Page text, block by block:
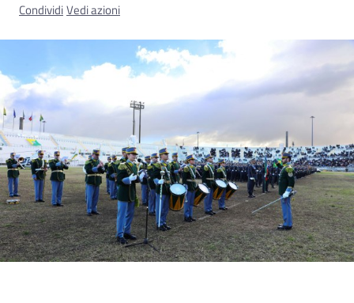
su
CondividiVedi azioni